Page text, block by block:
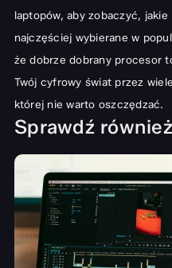
laptopów, aby zobaczyć,
najczęściej wybierane w
że dobrze dobrany procesor
Twój cyfrowy świat przez
której nie warto oszczędzać.
Sprawdź również